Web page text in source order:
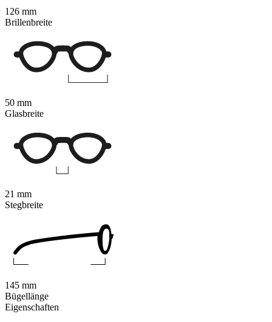
Eigenschaften
126 mm
Brillenbreite
50 mm
Glasbreite
21 mm
Stegbreite
145 mm
Bügellänge